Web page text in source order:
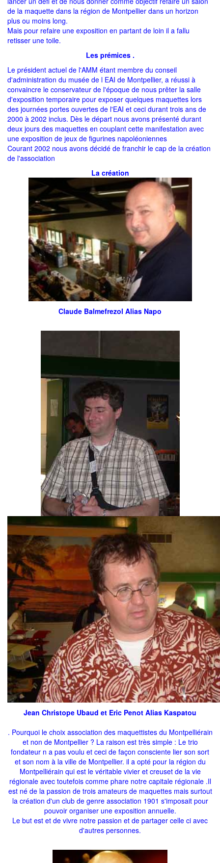
de la maquette dans la région de Montpellier dans un horizon
plus ou moins long.
Mais pour refaire une exposition en partant de loin il a fallu
retisser une toile.
Les prémices .
Le président actuel de l'AMM étant membre du conseil
d'administration du musée de l EAI de Montpellier, a réussi à
convaincre le conservateur de l'époque de nous prêter la salle
d'exposition temporaire pour exposer quelques maquettes lors
des journées portes ouvertes de l'EAI et ceci durant trois ans de
2000 à 2002 inclus. Dès le départ nous avons présenté durant
deux jours des maquettes en couplant cette manifestation avec
une exposition de jeux de figurines napoléoniennes
Courant 2002 nous avons décidé de franchir le cap de la création
de l'association
La création
Claude Balmefrezol Alias Napo
Jean Christope Ubaud et Eric Penot Alias Kaspatou
. Pourquoi le choix association des maquettistes du Montpelliérain
et non de Montpellier ? La raison est très simple : Le trio
fondateur n a pas voulu et ceci de façon consciente lier son sort
et son nom à la ville de Montpellier. il a opté pour la région du
Montpelliérain qui est le véritable vivier et creuset de la vie
régionale avec toutefois comme phare notre capitale régionale .Il
est né de la passion de trois amateurs de maquettes mais surtout
la création d'un club de genre association 1901 s'imposait pour
pouvoir organiser une exposition annuelle.
Le but est et de vivre notre passion et de partager celle ci avec
d'autres personnes.